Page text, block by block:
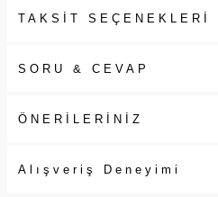
TAKSİT SEÇENEKLERİ
SORU & CEVAP
ÖNERİLERİNİZ
Alışveriş Deneyimi